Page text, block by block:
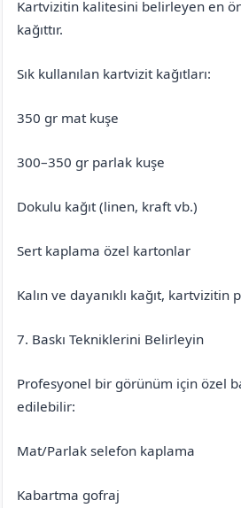
Kartvizitin kalitesini belirleyen en
kağıttır.
Sık kullanılan kartvizit kağıtları:
350 gr mat kuşe
300–350 gr parlak kuşe
Dokulu kağıt (linen, kraft vb.)
Sert kaplama özel kartonlar
Kalın ve dayanıklı kağıt, kartvizitin
7. Baskı Tekniklerini Belirleyin
Profesyonel bir görünüm için özel
edilebilir:
Mat/Parlak selefon kaplama
Kabartma gofraj